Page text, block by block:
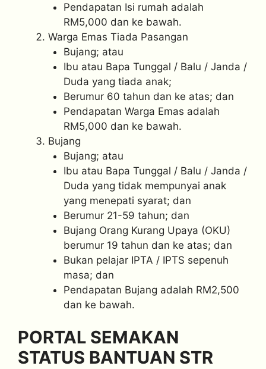
Pendapatan Isi rumah adalah
RM5,000 dan ke bawah.
Warga Emas Tiada Pasangan
Bujang; atau
Ibu atau Bapa Tunggal / Balu / Janda /
Duda yang tiada anak;
Berumur 60 tahun dan ke atas; dan
Pendapatan Warga Emas adalah
RM5,000 dan ke bawah.
Bujang
Bujang; atau
Ibu atau Bapa Tunggal / Balu / Janda /
Duda yang tidak mempunyai anak
yang menepati syarat; dan
Berumur 21-59 tahun; dan
Bujang Orang Kurang Upaya (OKU)
berumur 19 tahun dan ke atas; dan
Bukan pelajar IPTA / IPTS sepenuh
masa; dan
Pendapatan Bujang adalah RM2,500
dan ke bawah.
PORTAL SEMAKAN
STATUS BANTUAN STR